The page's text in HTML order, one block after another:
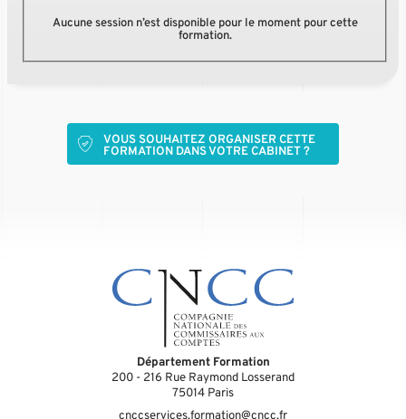
Aucune session n’est disponible pour le moment pour cette
formation.
VOUS SOUHAITEZ ORGANISER CETTE
FORMATION DANS VOTRE CABINET ?
Département Formation
200 - 216 Rue Raymond Losserand
75014 Paris